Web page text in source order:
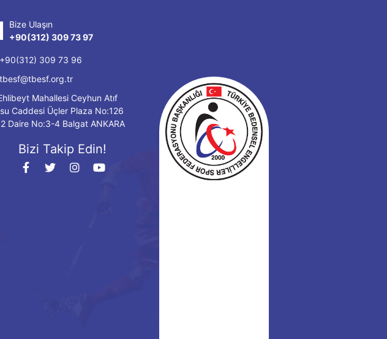
Bize Ulaşın
+90(312) 309 73 97
+90(312) 309 73 96
tbesf@tbesf.org.tr
Mahallesi Ceyhun Atıf
Caddesi Üçler Plaza No:126
Daire No:3-4 Balgat ANKARA
Bizi Takip Edin!